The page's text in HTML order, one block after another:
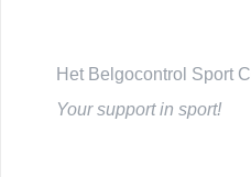
Het Belgocontrol Sport
Your support in sport!